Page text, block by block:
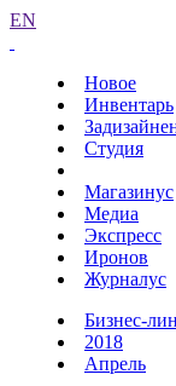
EN
Новое
Инвентарь
Студия
Магазинус
Медиа
Экспресс
Иронов
Журналус
Бизнес-
2018
Апрель